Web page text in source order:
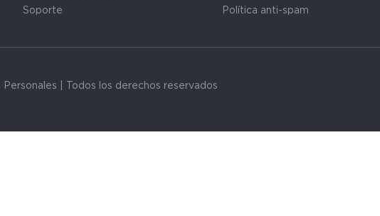
Soporte Política anti-spam
| Todos los derechos reservados